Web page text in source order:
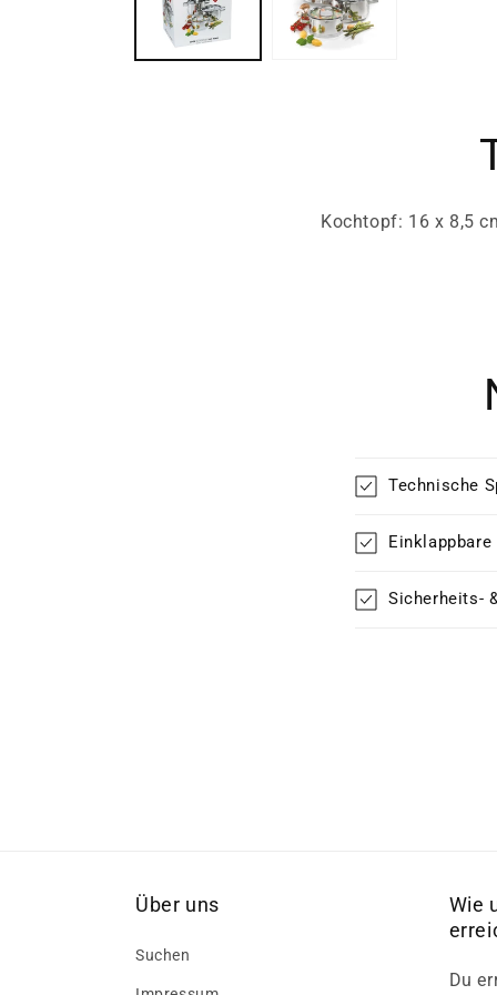
Kochtopf: 16 x 8,5
Technische
Einklappbare
Sicherheits-
Über uns
Suchen
Wie
Du